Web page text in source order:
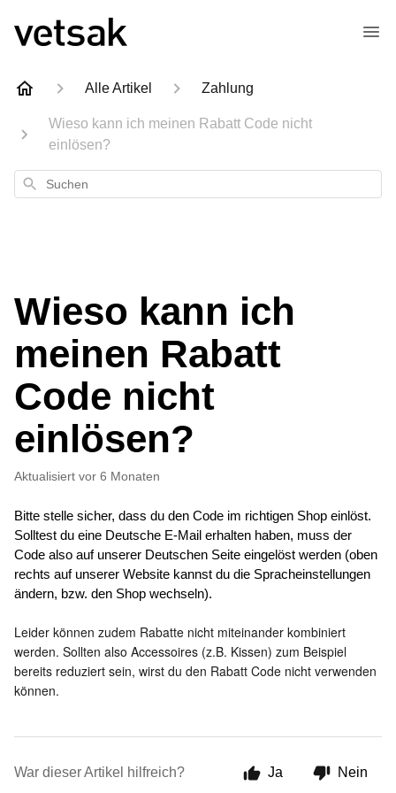
Alle Artikel Zahlung
Wieso kann ich meinen Rabatt Code nicht
einlösen?
Suchen
Wieso kann ich
meinen Rabatt
Code nicht
einlösen?
Aktualisiert vor 6 Monaten
Bitte stelle sicher, dass du den Code im richtigen Shop einlöst.
Solltest du eine Deutsche E-Mail erhalten haben, muss der
Code also auf unserer Deutschen Seite eingelöst werden (oben
rechts auf unserer Website kannst du die Spracheinstellungen
ändern, bzw. den Shop wechseln).
Leider können zudem Rabatte nicht miteinander kombiniert
werden. Sollten also Accessoires (z.B. Kissen) zum Beispiel
bereits reduziert sein, wirst du den Rabatt Code nicht verwenden
können.
War dieser Artikel hilfreich? Ja Nein